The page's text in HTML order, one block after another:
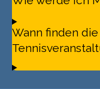
Wann finden